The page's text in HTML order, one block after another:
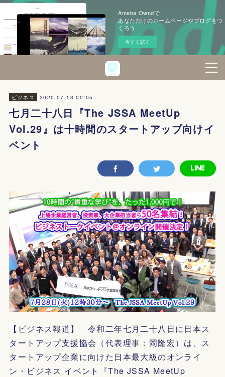
Ameba Owndで
あなただけのホームページやブログをつ
くろう
今すぐ試す
ビジネス 2020.07.13 00:05
七月二十八日『The JSSA MeetUp
Vol.29』は十時間のスタートアップ向けイ
ベント
【ビジネス報道】 令和二年七月二十八日に日本ス
タートアップ支援協会（代表理事：岡隆宏）は、ス
タートアップ企業に向けた日本最大級のオンライ
ン・ビジネス イベント『The JSSA MeetUp